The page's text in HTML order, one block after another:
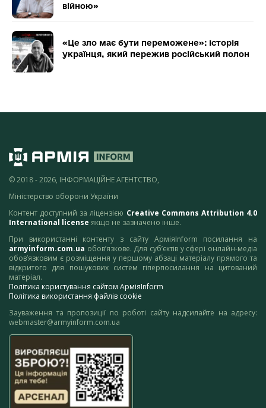
війною»
«Це зло має бути переможене»: історія
українця, який пережив російський полон
© 2018 - 2026, ІНФОРМАЦІЙНЕ АГЕНТСТВО,
Міністерство оборони України
Контент доступний за ліцензією Creative Commons Attribution 4.0
International license якщо не зазначено інше.
При використанні контенту з сайту АрміяInform посилання на
armyinform.com.ua обов’язкове. Для суб’єктів у сфері онлайн-медіа
обов’язковим є розміщення у першому абзаці матеріалу прямого та
відкритого для пошукових систем гіперпосилання на цитований
матеріал.
Політика користування сайтом АрміяInform
Політика використання файлів cookie
Зауваження та пропозиції по роботі сайту надсилайте на адресу:
webmaster@armyinform.com.ua